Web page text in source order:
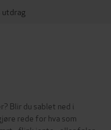
utdrag
Blir du sablet ned i
rede for hva som